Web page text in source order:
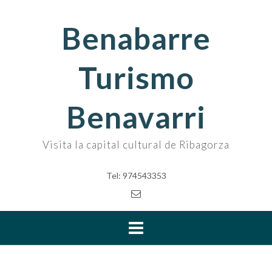
Benabarre
Turismo
Benavarri
Visita la capital cultural de Ribagorza
Tel: 974543353